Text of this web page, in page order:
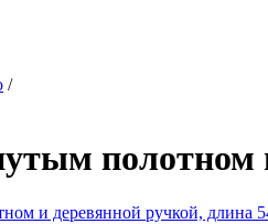
/
полотном